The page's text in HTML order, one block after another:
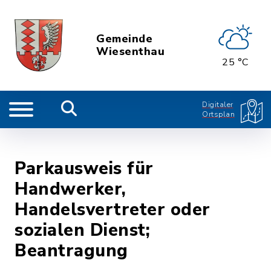
Gemeinde
Wiesenthau
25 °C
Digitaler
Ortsplan
Parkausweis für
Handwerker,
Handelsvertreter oder
sozialen Dienst;
Beantragung